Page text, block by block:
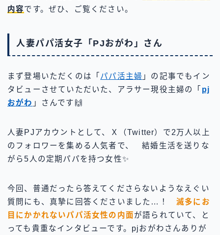
内容です。ぜひ、ご覧ください。
人妻パパ活女子「PJおがわ」さん
まず登場いただくのは「 パパ活主婦 」の記事でもイン
タビューさせていただいた、アラサー現役主婦の「 pj
おがわ 」さんです🙌
人妻PJアカウントとして、Ｘ（Twitter）で2万人以上
のフォロワーを集める人気者で、 結婚生活を送りな
がら5人の定期パパを持つ女性✨
今回、普通だったら答えてくださらないようなえぐい
質問にも、真摯に回答くださいました…！滅多にお
目にかかれないパパ活女性の内面が語られていて、と
っても貴重なインタビューです。pjおがわさんありが